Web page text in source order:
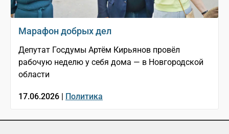
Марафон добрых дел
Депутат Госдумы Артём Кирьянов провёл
рабочую неделю у себя дома — в Новгородской
области
17.06.2026 | Политика